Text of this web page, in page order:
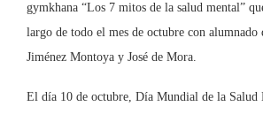
gymkhana “Los 7 mitos de la salud mental”
largo de todo el mes de octubre con
Jiménez Montoya y José de Mora.
El día 10 de octubre, Día Mundial de la Salud